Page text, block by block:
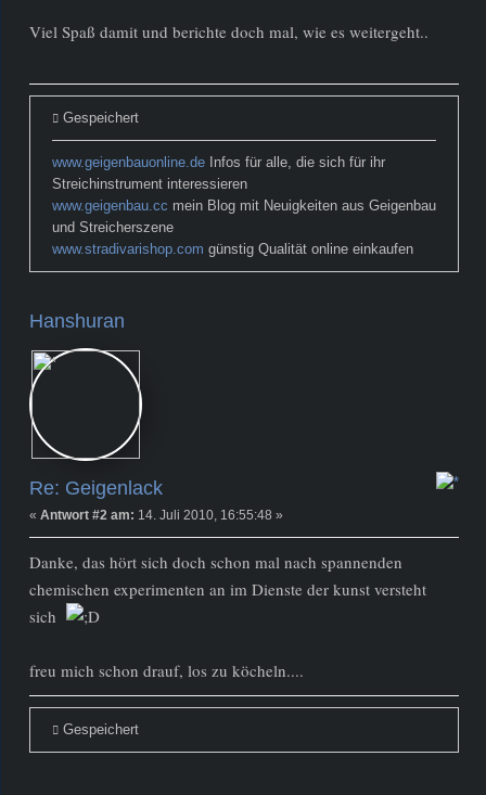
Viel Spaß damit und berichte doch mal, wie es weitergeht..
Gespeichert
www.geigenbauonline.de Infos für alle, die sich für ihr
Streichinstrument interessieren
www.geigenbau.cc mein Blog mit Neuigkeiten aus Geigenbau
und Streicherszene
www.stradivarishop.com günstig Qualität online einkaufen
Newbie Beiträge: 2
Hanshuran
Re: Geigenlack
« Antwort #2 am: 14. Juli 2010, 16:55:48 »
Danke, das hört sich doch schon mal nach spannenden
chemischen experimenten an im Dienste der kunst versteht
sich
freu mich schon drauf, los zu köcheln....
Gespeichert